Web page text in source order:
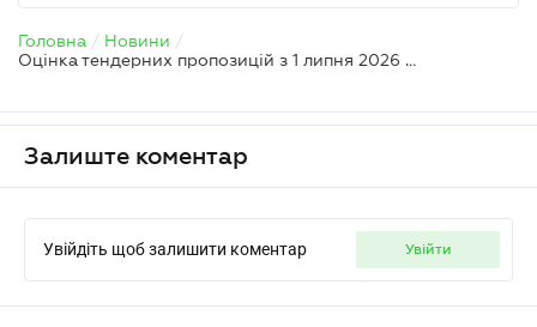
Головна / Новини /
Оцінка тендерних пропозицій з 1 липня 2026 року
Залиште коментар
Увійдіть щоб залишити коментар увійти